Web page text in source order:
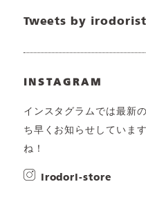
Tweets by
INSTAGRAM
インスタグラムでは最新
ち早くお知らせしていま
ね！
irodori-store